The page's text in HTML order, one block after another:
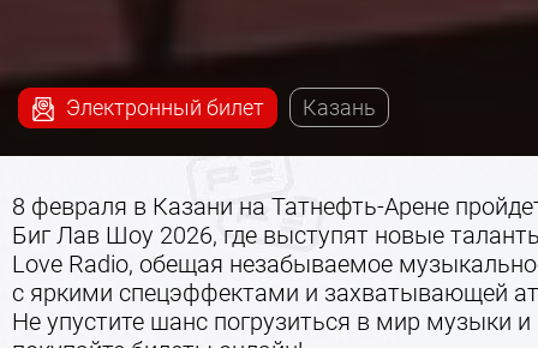
Электронный билет Казань
8 февраля в Казани на Татнефть-Арене
Биг Лав Шоу 2026, где выступят новые
Love Radio, обещая незабываемое
с яркими спецэффектами и захватывающей
Не упустите шанс погрузиться в мир музыки